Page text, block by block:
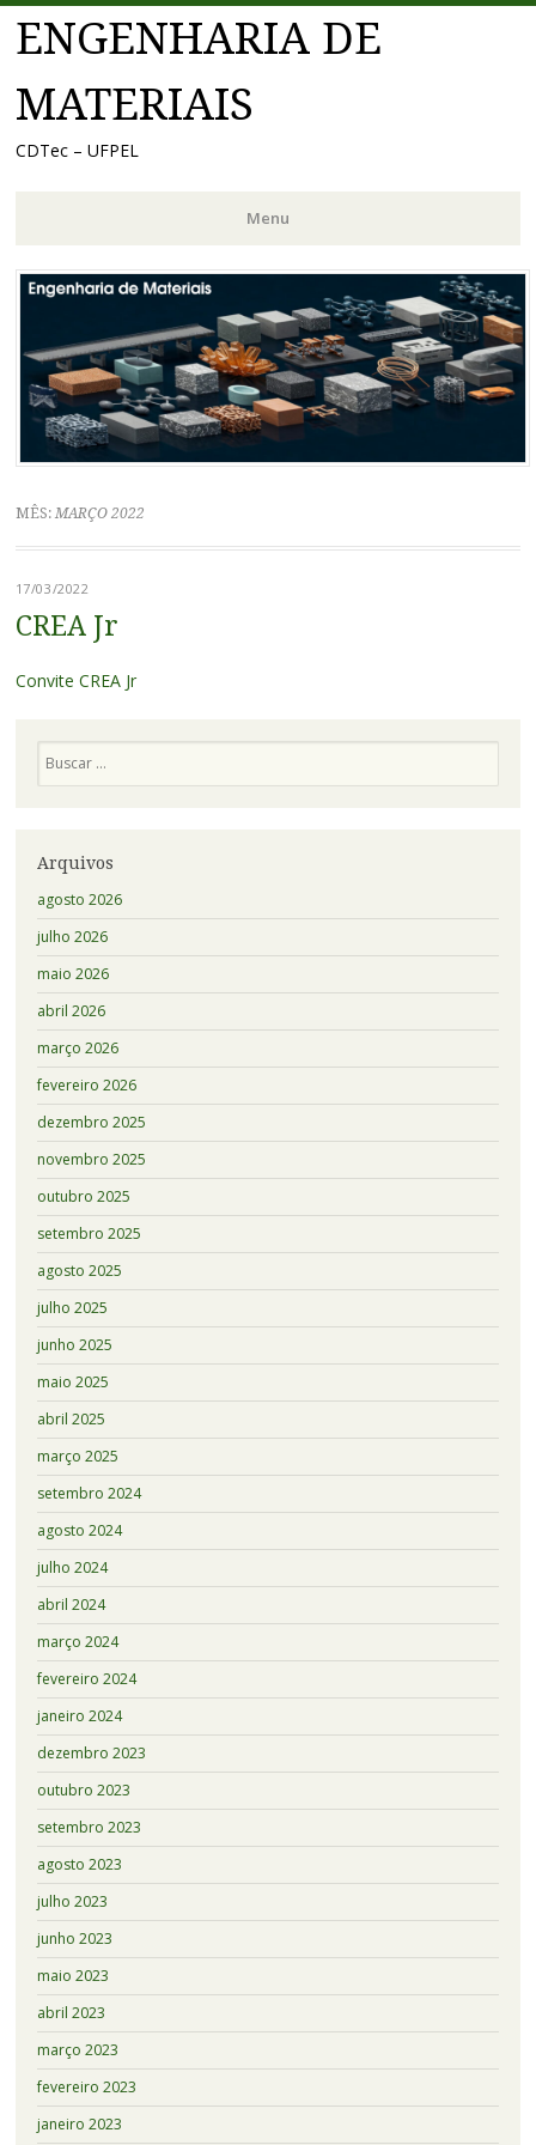
ENGENHARIA DE
MATERIAIS
CDTec – UFPEL
Menu
Pular
conteúdo
MÊS: MARÇO 2022
17/03/2022
CREA Jr
Convite CREA Jr
Arquivos
agosto 2026
julho 2026
maio 2026
abril 2026
março 2026
fevereiro 2026
dezembro 2025
novembro 2025
outubro 2025
setembro 2025
agosto 2025
julho 2025
junho 2025
maio 2025
abril 2025
março 2025
setembro 2024
agosto 2024
julho 2024
abril 2024
março 2024
fevereiro 2024
janeiro 2024
dezembro 2023
outubro 2023
setembro 2023
agosto 2023
julho 2023
junho 2023
maio 2023
abril 2023
março 2023
fevereiro 2023
janeiro 2023